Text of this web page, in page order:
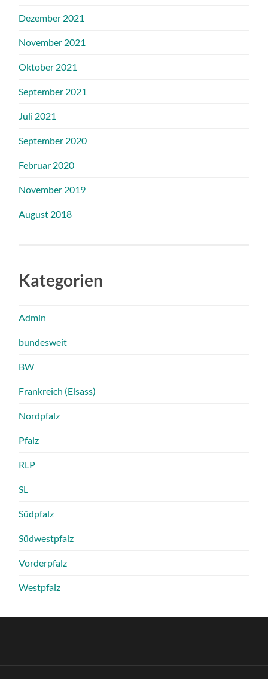
Dezember 2021
November 2021
Oktober 2021
September 2021
Juli 2021
September 2020
Februar 2020
November 2019
August 2018
Kategorien
Admin
bundesweit
BW
Frankreich (Elsass)
Nordpfalz
Pfalz
RLP
SL
Südpfalz
Südwestpfalz
Vorderpfalz
Westpfalz